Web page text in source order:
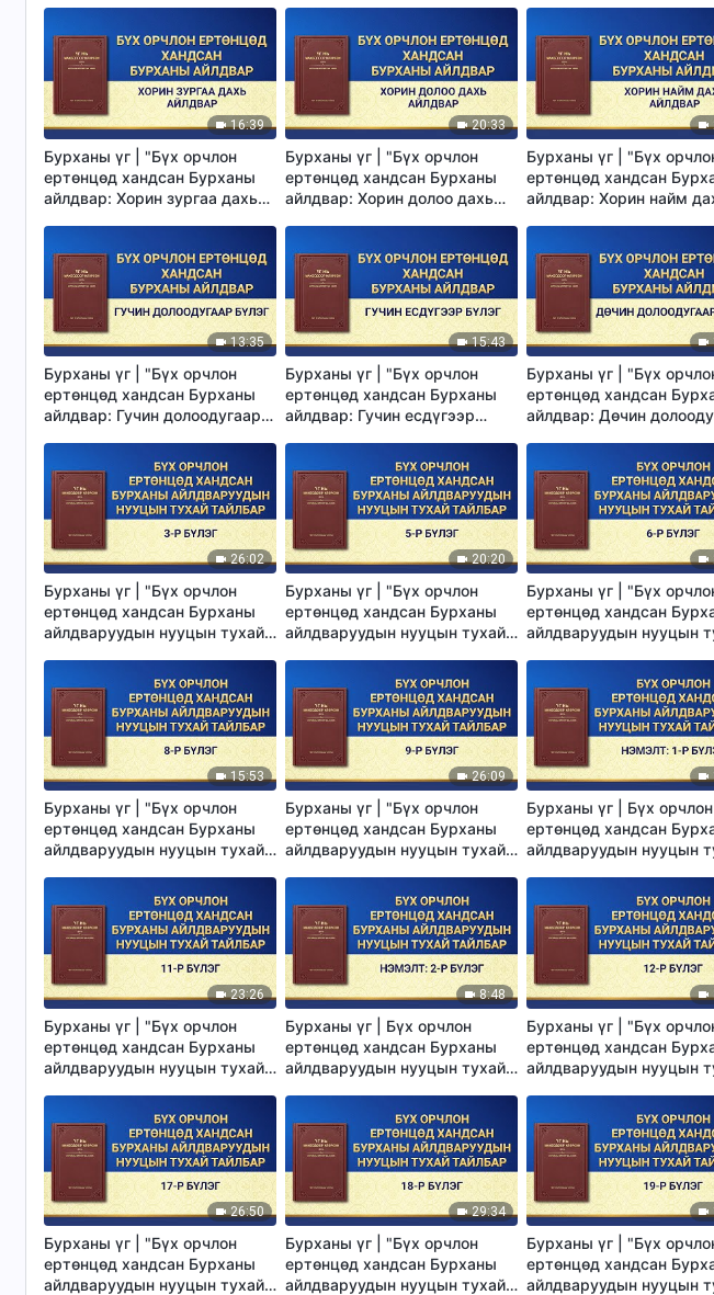
16:39
Бурханы үг | "Бүх орчлон
ертөнцөд хандсан Бурханы
айлдвар: Хорин зургаа дахь
20:33
Бурханы үг | "Бүх орчлон
ертөнцөд хандсан Бурханы
айлдвар: Хорин долоо дахь
Бурханы үг | "Бүх
ертөнцөд хандсан
айлдвар: Хорин найм
13:35
Бурханы үг | "Бүх орчлон
ертөнцөд хандсан Бурханы
айлдвар: Гучин долоодугаар
15:43
Бурханы үг | "Бүх орчлон
ертөнцөд хандсан Бурханы
айлдвар: Гучин есдүгээр
Бурханы үг | "Бүх
ертөнцөд хандсан
айлдвар: Дөчин
26:02
Бурханы үг | "Бүх орчлон
ертөнцөд хандсан Бурханы
айлдваруудын нууцын тухай
20:20
Бурханы үг | "Бүх орчлон
ертөнцөд хандсан Бурханы
айлдваруудын нууцын тухай
Бурханы үг | "Бүх
ертөнцөд хандсан
айлдваруудын нууцын
15:53
Бурханы үг | "Бүх орчлон
ертөнцөд хандсан Бурханы
айлдваруудын нууцын тухай
26:09
Бурханы үг | "Бүх орчлон
ертөнцөд хандсан Бурханы
айлдваруудын нууцын тухай
Бурханы үг | Бүх орчлон
ертөнцөд хандсан
айлдваруудын нууцын
23:26
Бурханы үг | "Бүх орчлон
ертөнцөд хандсан Бурханы
айлдваруудын нууцын тухай
8:48
Бурханы үг | Бүх орчлон
ертөнцөд хандсан Бурханы
айлдваруудын нууцын тухай
Бурханы үг | "Бүх
ертөнцөд хандсан
айлдваруудын нууцын
26:50
Бурханы үг | "Бүх орчлон
ертөнцөд хандсан Бурханы
айлдваруудын нууцын тухай
29:34
Бурханы үг | "Бүх орчлон
ертөнцөд хандсан Бурханы
айлдваруудын нууцын тухай
Бурханы үг | "Бүх
ертөнцөд хандсан
айлдваруудын нууцын